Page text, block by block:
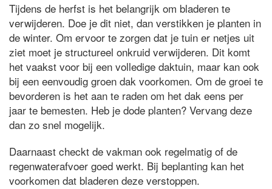
Tijdens de herfst is het belangrijk om bladeren te
verwijderen. Doe je dit niet, dan verstikken je planten in
de winter. Om ervoor te zorgen dat je tuin er netjes uit
ziet moet je structureel onkruid verwijderen. Dit komt
het vaakst voor bij een volledige daktuin, maar kan ook
bij een eenvoudig groen dak voorkomen. Om de groei te
bevorderen is het aan te raden om het dak eens per
jaar te bemesten. Heb je dode planten? Vervang deze
dan zo snel mogelijk.
Daarnaast checkt de vakman ook regelmatig of de
regenwaterafvoer goed werkt. Bij beplanting kan het
voorkomen dat bladeren deze verstoppen.